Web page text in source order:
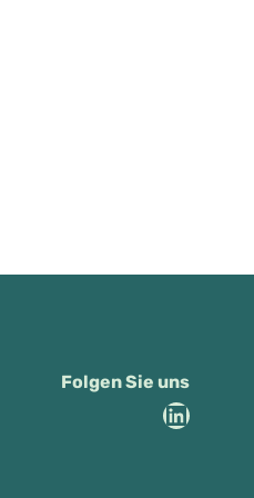
Folgen Sie uns